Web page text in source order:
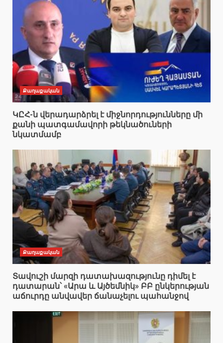
Քաղաքական
ԿԸՀ-ն վերադարձրել է միջնորդությունները մի
քանի պատգամավորի թեկնածուների
նկատմամբ
Քաղաքական
Տավուշի մարզի դատախազությունը դիմել է
դատարան՝ «Արա և Այծեմնիկ» ԲԲ ընկերության
աճուրդը անվավեր ճանաչելու պահանջով